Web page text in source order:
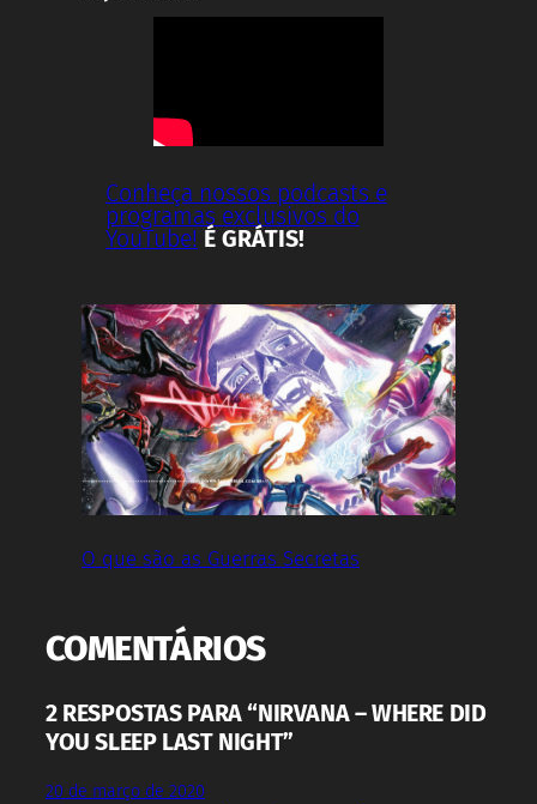
Conheça nossos podcasts e
programas exclusivos do
YouTube! É GRÁTIS!
O que são as Guerras Secretas
COMENTÁRIOS
2 RESPOSTAS PARA “NIRVANA – WHERE DID
YOU SLEEP LAST NIGHT”
20 de março de 2020